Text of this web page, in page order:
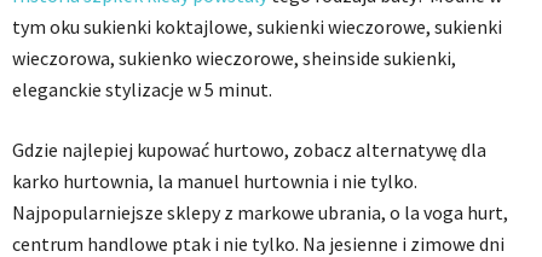
tym oku sukienki koktajlowe, sukienki wieczorowe, sukienki
wieczorowa, sukienko wieczorowe, sheinside sukienki,
eleganckie stylizacje w 5 minut.
Gdzie najlepiej kupować hurtowo, zobacz alternatywę dla
karko hurtownia, la manuel hurtownia i nie tylko.
Najpopularniejsze sklepy z markowe ubrania, o la voga hurt,
centrum handlowe ptak i nie tylko. Na jesienne i zimowe dni